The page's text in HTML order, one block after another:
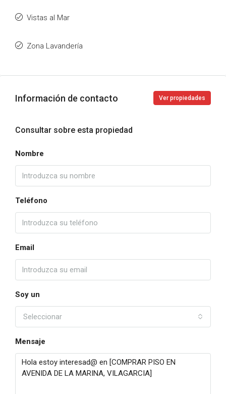
Vistas al Mar
Zona Lavandería
Información de contacto Ver propiedades
Consultar sobre esta propiedad
Nombre
Teléfono
Email
Soy un
Seleccionar
Mensaje